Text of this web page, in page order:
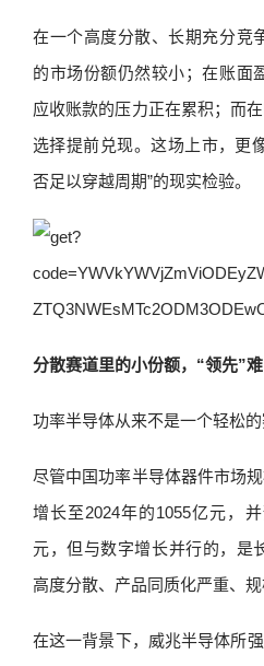
在一个高度分散、长期充分竞
的市场份额仍然较小；在账面
应收账款的压力正在累积；而
选择提前兑现。这场上市，更
否足以穿越周期”的现实检验。
分散赛道里的小份额，“领先”
功率半导体从来不是一个轻松的
尽管中国功率半导体器件市场
增长至2024年的1055亿元，
元，但与数字增长并行的，
高度分散、产品同质化严重、规
在这一背景下，威兆半导体所